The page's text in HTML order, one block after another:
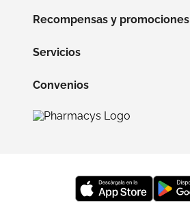
Recompensas y promociones
Servicios
Convenios